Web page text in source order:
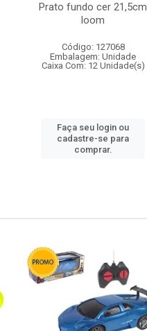
Prato fundo cer 21,5cm
loom
Código: 127068
Embalagem: Unidade
Caixa Com: 12 Unidade(s)
Faça seu login ou
cadastre-se para
comprar.